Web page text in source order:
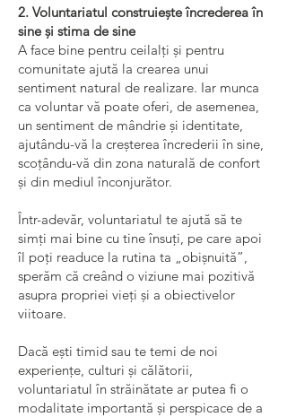
2. Voluntariatul construiește încrederea în
sine și stima de sine
A face bine pentru ceilalți și pentru
comunitate ajută la crearea unui
sentiment natural de realizare. Iar munca
ca voluntar vă poate oferi, de asemenea,
un sentiment de mândrie și identitate,
ajutându-vă la creșterea încrederii în sine,
scoțându-vă din zona naturală de confort
și din mediul înconjurător.
Într-adevăr, voluntariatul te ajută să te
simți mai bine cu tine însuți, pe care apoi
îl poți readuce la rutina ta „obișnuită”,
sperăm că creând o viziune mai pozitivă
asupra propriei vieți și a obiectivelor
viitoare.
Dacă ești timid sau te temi de noi
experiențe, culturi și călătorii,
voluntariatul în străinătate ar putea fi o
modalitate importantă și perspicace de a